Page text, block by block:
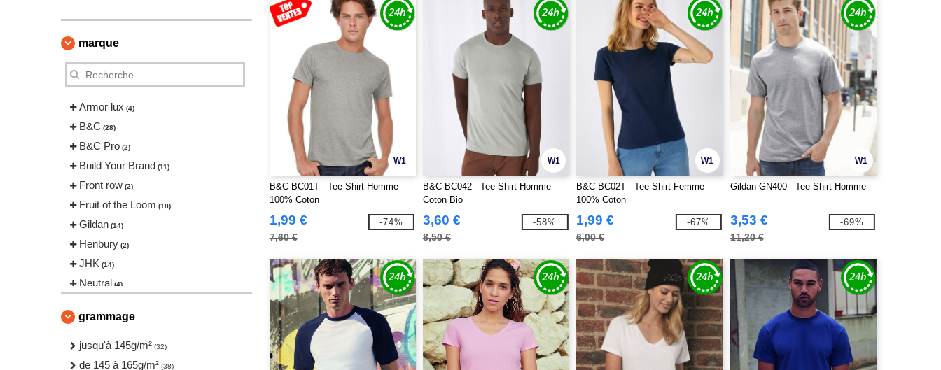
marque
Armor lux (4)
B&C (28)
B&C Pro (2)
Build Your Brand (11)
Front row (2)
Fruit of the Loom (18)
Gildan (14)
Henbury (2)
JHK (14)
Neutral (4)
Russell (7)
SF Men (4)
SF Women (3)
grammage
jusqu'à 145g/m² (32)
de 145 à 165g/m² (38)
W1
B&C BC01T - Tee-Shirt Homme
100% Coton
1,99 €
7,60 €
-74%
W1
B&C BC042 - Tee Shirt Homme
Coton Bio
3,60 €
8,50 €
-58%
W1
B&C BC02T - Tee-Shirt Femme
100% Coton
1,99 €
6,00 €
-67%
W1
Gildan GN400 - Tee-Shirt Homme
3,53 €
11,20 €
-69%